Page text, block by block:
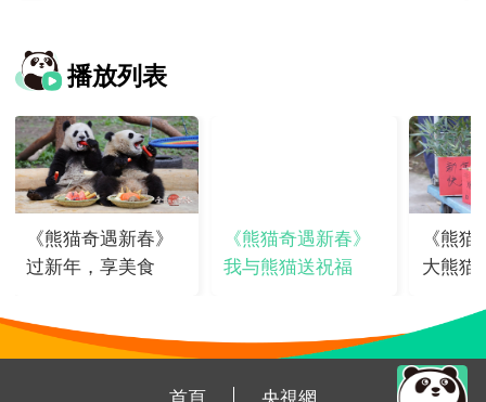
播放列表
《熊猫奇遇新春》
过新年，享美食
《熊猫奇遇新春》
我与熊猫送祝福
《熊
大熊猫